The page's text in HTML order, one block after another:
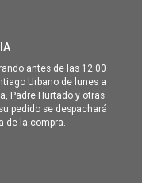
antes de las 12:00
Urbano de lunes a
Padre Hurtado y otras
pedido se despachará
de la compra.